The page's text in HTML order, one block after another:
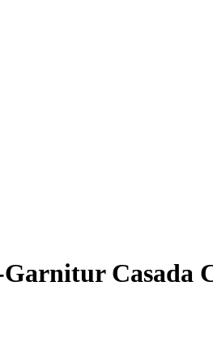
Casada